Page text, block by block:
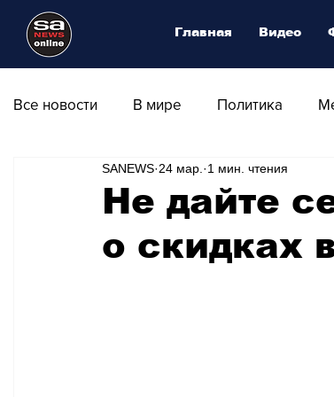
Все новости В мире Политика
Общество Армия Аналитика
Транспорт Культура Магия
Не дайте
о скидках
SANEWS 24 мар. 1 мин. чтения
Главная Видео